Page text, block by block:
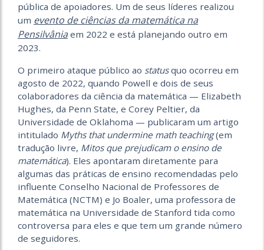
pública de apoiadores. Um de seus líderes realizou
um evento de ciências da matemática na
Pensilvânia em 2022 e está planejando outro em
2023.
O primeiro ataque público ao statusquo ocorreu em
agosto de 2022, quando Powell e dois de seus
colaboradores da ciência da matemática — Elizabeth
Hughes, da Penn State, e Corey Peltier, da
Universidade de Oklahoma — publicaram um artigo
intitulado Myths that undermine math teaching(em
tradução livre, Mitos que prejudicam o ensino de
matemática). Eles apontaram diretamente para
algumas das práticas de ensino recomendadas pelo
influente Conselho Nacional de Professores de
Matemática (NCTM) e Jo Boaler, uma professora de
matemática na Universidade de Stanford tida como
controversa para eles e que tem um grande número
de seguidores.